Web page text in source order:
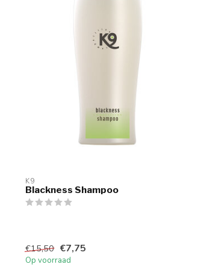
K9
Blackness Shampoo
€15,50 €7,75
Op voorraad